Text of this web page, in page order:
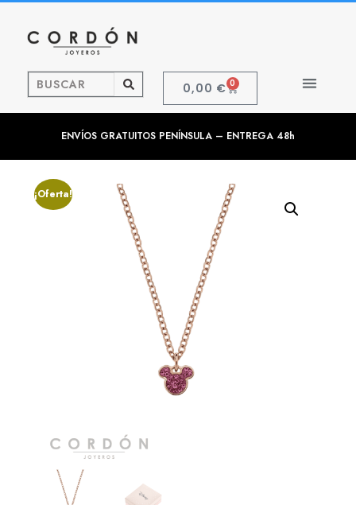
0,00 € 0
ENVÍOS GRATUITOS PENÍNSULA – ENTREGA 48h
¡Oferta!